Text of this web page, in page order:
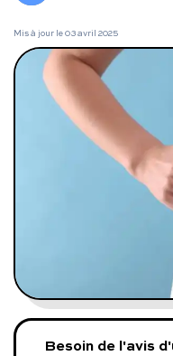
Chute de cheveux
Programmes
Comment ça marche
Notre approche
Prenez soin de
Mis à jour le03 avril 2025
Besoin de l'avis